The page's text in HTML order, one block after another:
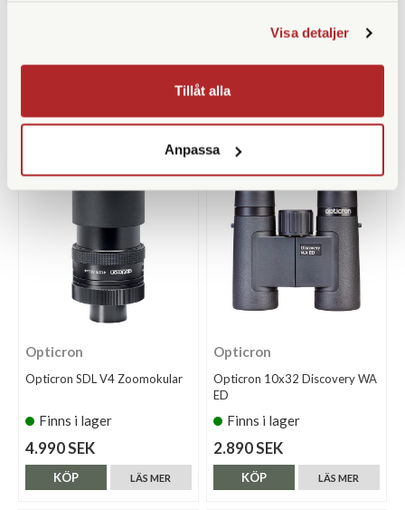
Visa detaljer
Tillåt alla
Anpassa
Finns i lager
LÄS MER
KÖP
Opticron 8x32 Traveller BGA
Finns i lager
5.290 SEK
LÄS MER
KÖP
Opticron
Opticron SDL V4 Zoomokular
Finns i lager
4.990 SEK
LÄS MER
KÖP
Opticron
Opticron 10x32 Discovery WA
ED
Finns i lager
2.890 SEK
LÄS MER
KÖP